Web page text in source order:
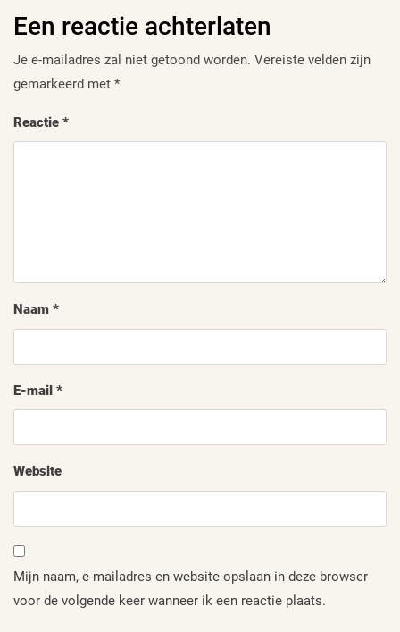
Een reactie achterlaten
Je e-mailadres zal niet getoond worden. Vereiste velden zijn
gemarkeerd met *
Reactie *
Naam *
E-mail *
Website
Mijn naam, e-mailadres en website opslaan in deze browser
voor de volgende keer wanneer ik een reactie plaats.